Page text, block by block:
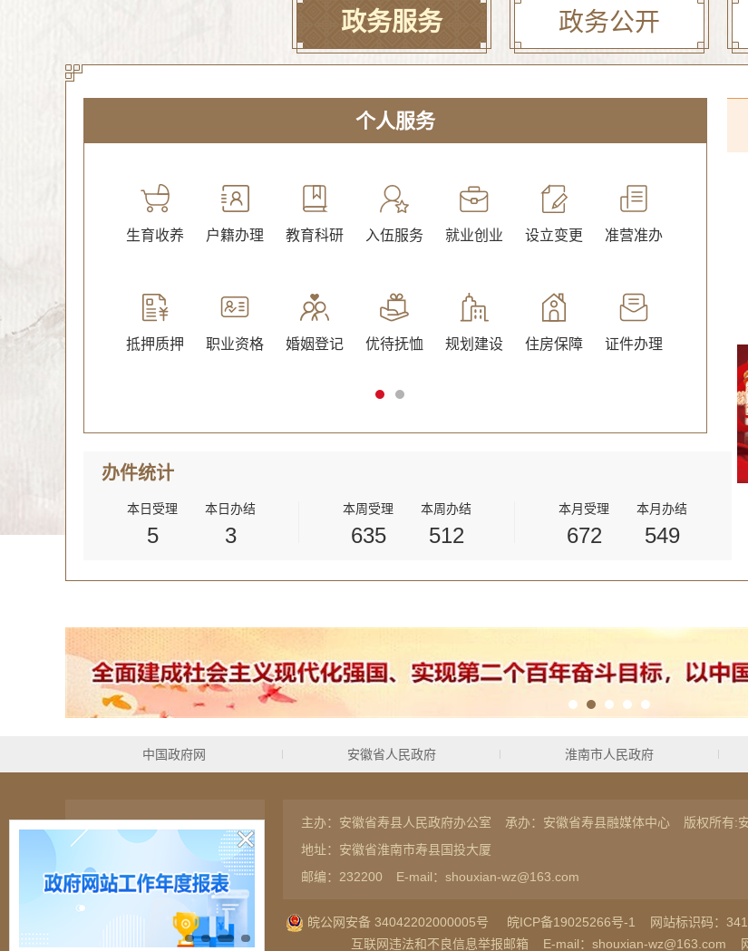
政务服务 政务公开
个人服务
生育收养 户籍办理 教育科研 入伍服务 就业创业 设立变更 准营准办
抵押质押 职业资格 婚姻登记 优待抚恤 规划建设 住房保障 证件办理 公用事业
办件统计
本日受理
5
本日办结
3
本周受理
635
本周办结
512
本月受理
672
本月办结
549
中国政府网 安徽省人民政府 淮南市人民政府
联系我们 网站地图
隐私保护
主办：安徽省寿县人民政府办公室 承办：安徽省寿县融媒体中心
版权所有:
地址：安徽省淮南市寿县国投大厦
邮编：232200
E-mail：shouxian-wz@163.com
皖公网安备 34042202000005号 皖ICP备19025266号-1 网站标识码：
互联网违法和不良信息举报邮箱
E-mail：shouxian-wz@163.com